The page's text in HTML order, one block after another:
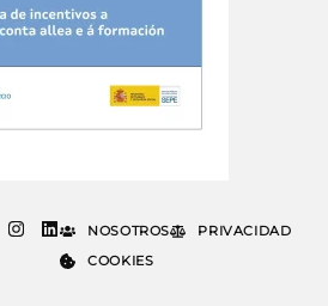
NOSOTROS
PRIVACIDAD
COOKIES